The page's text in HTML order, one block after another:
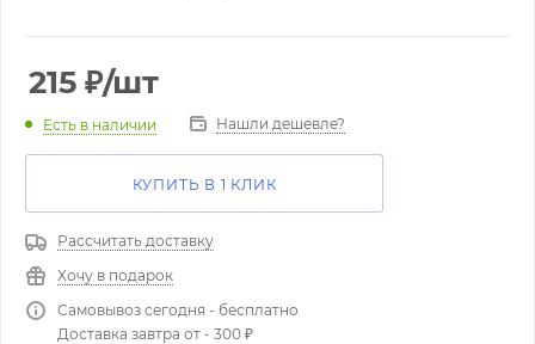
215 ₽/шт
Есть в наличии Нашли дешевле?
КУПИТЬ В 1 КЛИК
Рассчитать доставку
Хочу в подарок
Самовывоз сегодня - бесплатно
Доставка завтра от - 300 ₽